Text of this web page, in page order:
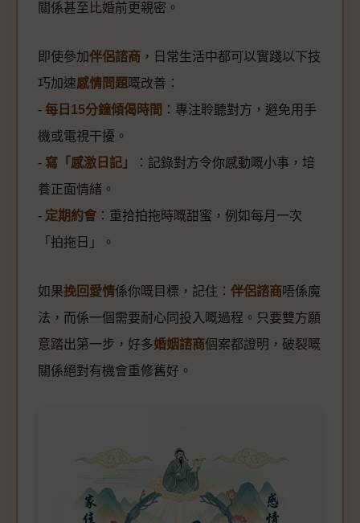
關係甚至比婚前更親密。
即使參加伴侶諮商 ，日常生活中都可以實踐以下技
巧加速感情問題嘅改善：
- 每日15分鐘傾偈時間 ：專注聆聽對方，避免用手
機或電視干擾。
- 寫「感激日記」
：記錄對方令你感動嘅小事，培
養正面情緒。
- 定期約會 ：重拾拍拖時嘅甜蜜，例如每月一次
「拍拖日」。
如果挽回愛情係你嘅目標，記住： 伴侶諮商唔係魔
法，而係一個需要耐心同投入嘅過程。只要雙方願
意踏出第一步，好多婚姻諮商個案都證明，破裂嘅
關係絕對有機會重修舊好。